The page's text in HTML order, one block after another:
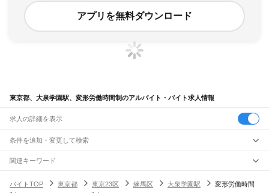
アプリを無料ダウンロード
東京都、大泉学園駅、変形労働時間制のアルバイト・バイト求人情報
求人の詳細を表示
条件を追加・変更して検索
市区町村を追加・変更
東京都すべて
駅を追加・変更
関連キーワード
バイトTOP
東京都 東京23区 練馬区 大泉学園駅
変形労働時間